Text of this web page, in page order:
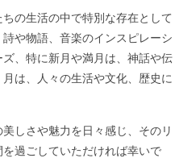
の生活の中で特別な存在として
や物語、音楽のインスピレーシ
、特に新月や満月は、神話や伝
は、人々の生活や文化、歴史に
しさや魅力を日々感じ、そのリ
過ごしていただければ幸いで